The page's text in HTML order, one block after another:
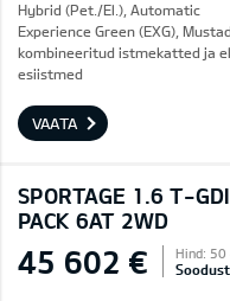
Hybrid (Pet./El.), Automatic
Experience Green (EXG),
kombineeritud istmekatted ja
esiistmed
VAATA
SPORTAGE 1.6 T-
PACK 6AT 2WD
45 602 € Hind: 50